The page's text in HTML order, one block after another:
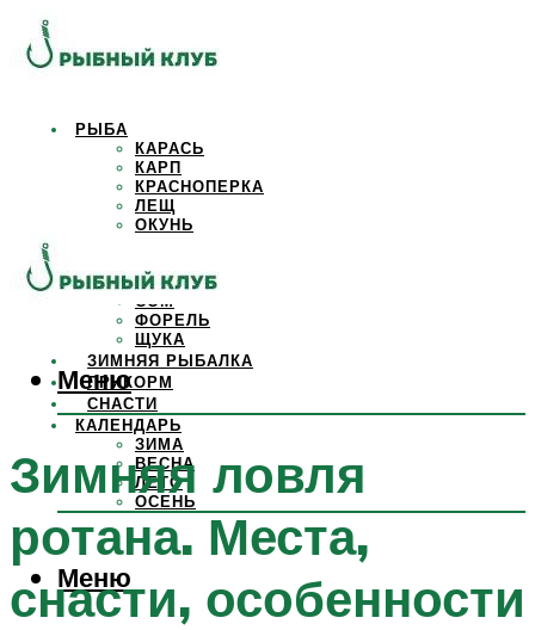
РЫБА
КАРАСЬ
КАРП
КРАСНОПЕРКА
ЛЕЩ
ОКУНЬ
САЗАН
СОМ
ФОРЕЛЬ
ЩУКА
ЗИМНЯЯ РЫБАЛКА
ПРИКОРМ
СНАСТИ
КАЛЕНДАРЬ
ЗИМА
ВЕСНА
ЛЕТО
ОСЕНЬ
Меню
Меню
Зимняя ловля
ротана. Места,
снасти, особенности